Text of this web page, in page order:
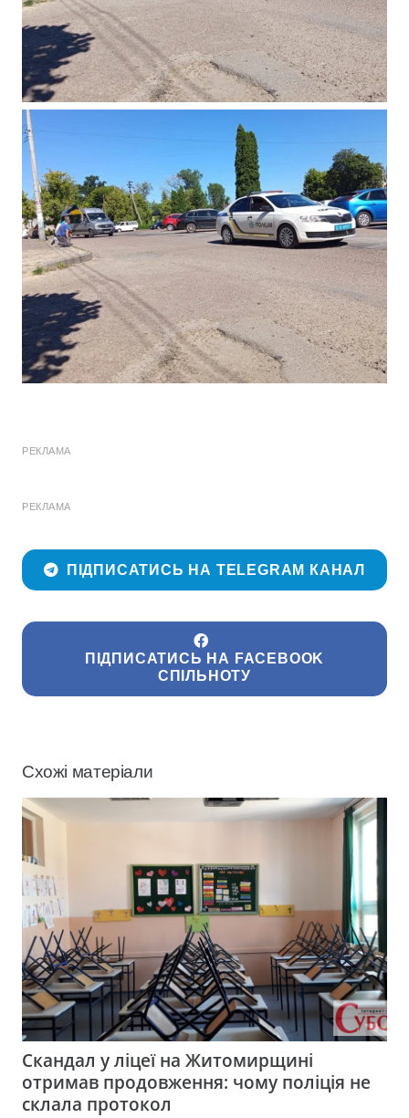
РЕКЛАМА
РЕКЛАМА
ПІДПИСАТИСЬ НА TELEGRAM КАНАЛ
ПІДПИСАТИСЬ НА FACEBOOK
СПІЛЬНОТУ
Схожі матеріали
Скандал у ліцеї на Житомирщині
отримав продовження: чому поліція не
склала протокол